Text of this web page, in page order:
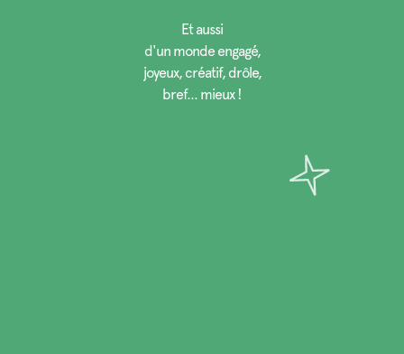
Et aussi
d'un monde engagé,
joyeux, créatif, drôle,
bref... mieux !